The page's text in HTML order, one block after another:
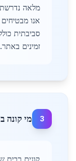
מלאה נדרשת
אנו
זמינים באתר.
3 מי קונה
קונים רבים